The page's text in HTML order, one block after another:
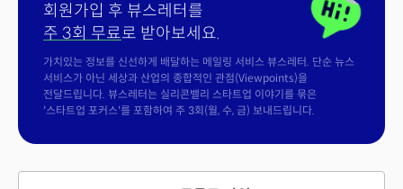
회원가입 후 뷰스레터를
주 3회 무료로 받아보세요.
가치있는 정보를 신선하게 배달하는 메일링 서비스 뷰스레터. 단순 뉴스
서비스가 아닌 세상과 산업의 종합적인 관점(Viewpoints)을
전달드립니다. 뷰스레터는 실리콘밸리 스타트업 이야기를 묶은
'스타트업 포커스'를 포함하여 주 3회(월, 수, 금) 보내드립니다.